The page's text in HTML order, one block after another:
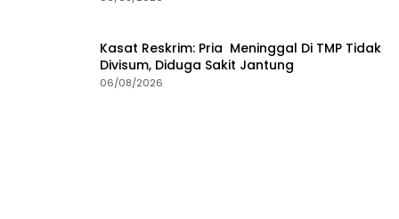
Kasat Reskrim: Pria Meninggal Di TMP Tidak
Divisum, Diduga Sakit Jantung
06/08/2026